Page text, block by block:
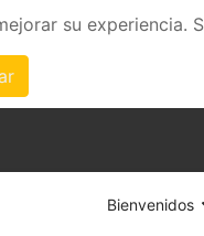
su
Bienvenidos